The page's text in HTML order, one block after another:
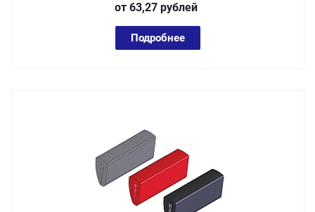
от 63,27 рублей
Подробнее